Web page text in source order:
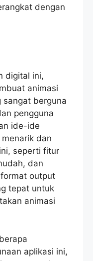
dengan
digital ini,
animasi
sangat berguna
pengguna
ide-ide
dan
seperti fitur
dan
output
tepat untuk
animasi
aplikasi ini,